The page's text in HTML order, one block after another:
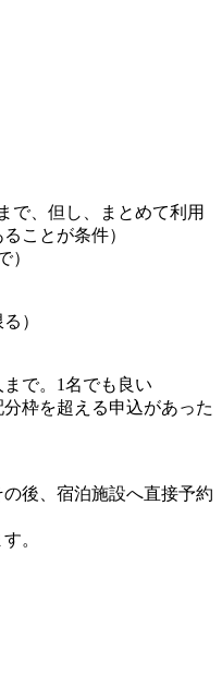
で、但し、まとめて利用
ことが条件）
）
）
で。1名でも良い
枠を超える申込があった
後、宿泊施設へ直接予約
。